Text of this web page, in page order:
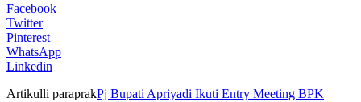
Facebook
Twitter
Pinterest
WhatsApp
Linkedin
Artikulli paraprakPj Bupati Apriyadi Ikuti Entry Meeting BPK